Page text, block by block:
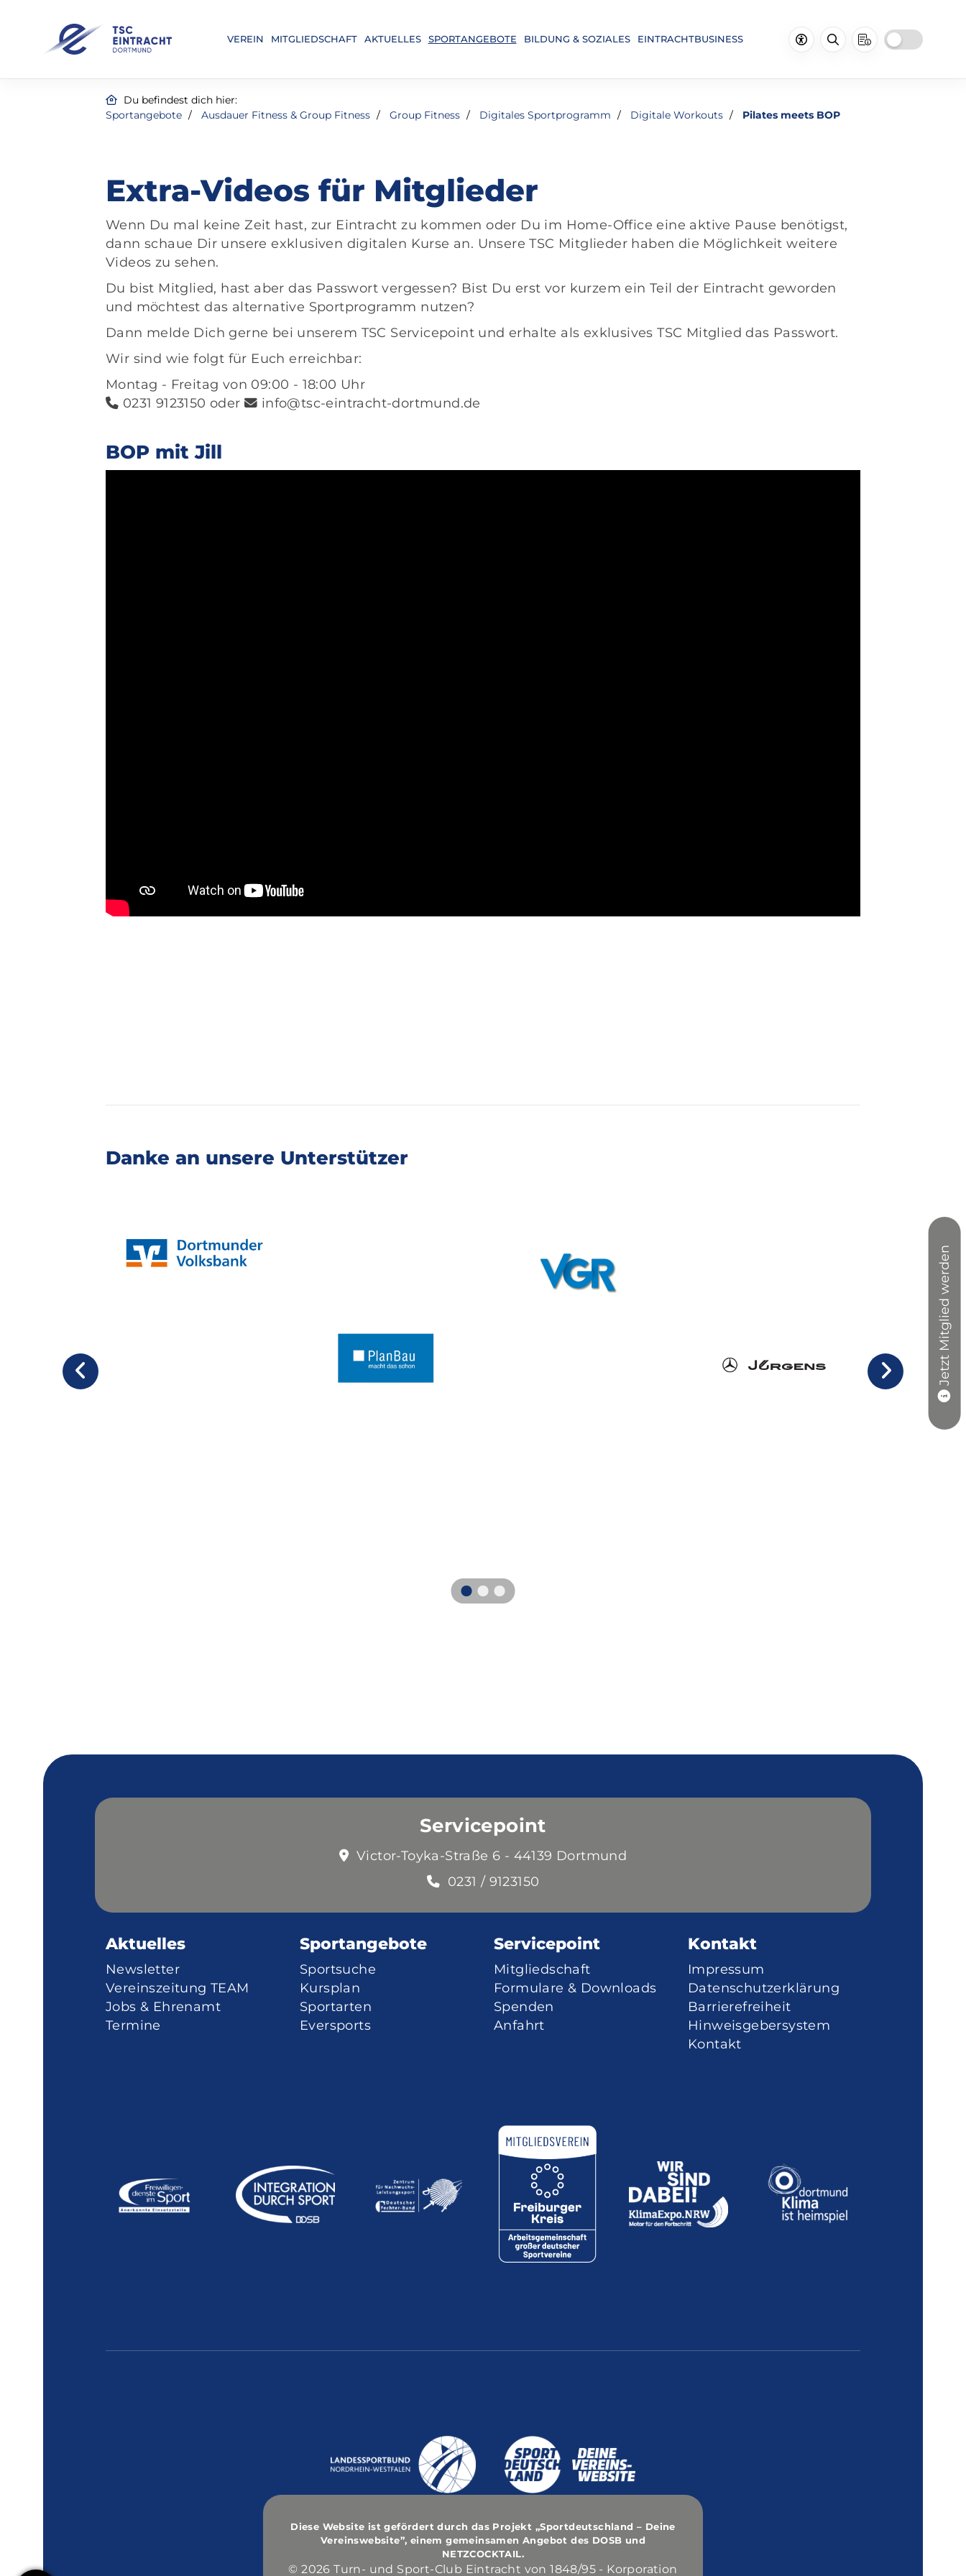
VEREIN MITGLIEDSCHAFT AKTUELLES SPORTANGEBOTE BILDUNG & SOZIALES EINTRACHTBUSINESS
Du befindest dich hier:
Sportangebote
Ausdauer Fitness & Group Fitness Group Fitness Digitales Sportprogramm Digitale Workouts Pilates meets BOP
Extra-Videos für Mitglieder
Wenn Du mal keine Zeit hast, zur Eintracht zu kommen oder Du im Home-Office eine aktive Pause benötigst,
dann schaue Dir unsere exklusiven digitalen Kurse an. Unsere TSC Mitglieder haben die Möglichkeit weitere
Videos zu sehen.
Du bist Mitglied, hast aber das Passwort vergessen? Bist Du erst vor kurzem ein Teil der Eintracht geworden
und möchtest das alternative Sportprogramm nutzen?
Dann melde Dich gerne bei unserem TSC Servicepoint und erhalte als exklusives TSC Mitglied das Passwort.
Wir sind wie folgt für Euch erreichbar:
Montag - Freitag von 09:00 - 18:00 Uhr
0231 9123150 oder
info@tsc-eintracht-dortmund.de
BOP mit Jill
Danke an unsere Unterstützer
Servicepoint
Victor-Toyka-Straße 6 - 44139 Dortmund
0231 / 9123150
Aktuelles
Newsletter
Vereinszeitung TEAM
Jobs & Ehrenamt
Termine
Sportangebote
Sportsuche
Kursplan
Sportarten
Eversports
Servicepoint
Mitgliedschaft
Formulare & Downloads
Spenden
Anfahrt
Kontakt
Impressum
Datenschutzerklärung
Barrierefreiheit
Hinweisgebersystem
Kontakt
Diese Website ist gefördert durch das Projekt „Sportdeutschland – Deine
Vereinswebsite”, einem gemeinsamen Angebot des DOSB und
NETZCOCKTAIL.
© 2026 Turn- und Sport-Club Eintracht von 1848/95 - Korporation
Jetzt Mitglied werden